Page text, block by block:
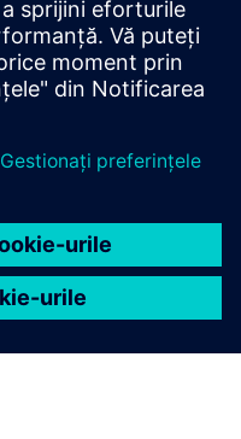
mașinile și rețelele
- un concept de
doar un element al
multe informații despre
vizitați.